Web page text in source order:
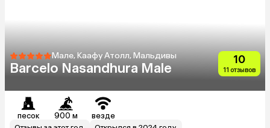
Мале, Каафу Атолл, Мальдивы
Barcelo Nasandhura Male
10
11 отзывов
песок 900 м везде